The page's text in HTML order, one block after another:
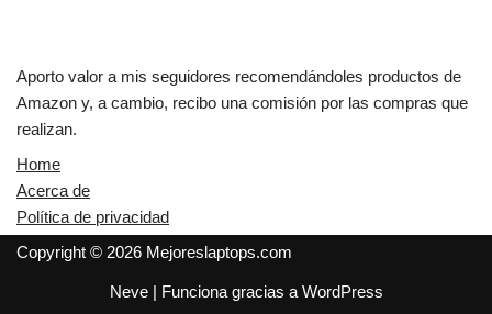
Aporto valor a mis seguidores recomendándoles productos de
Amazon y, a cambio, recibo una comisión por las compras que
realizan.
Home
Acerca de
Política de privacidad
Copyright © 2026 Mejoreslaptops.com
Neve| Funciona gracias a WordPress